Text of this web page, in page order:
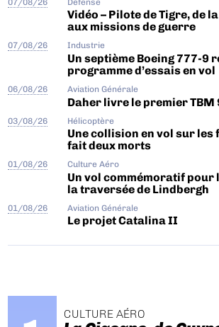
Vidéo – Pilote de Tigre, de
aux missions de guerre
07/08/26 Industrie
Un septième Boeing 777-9
programme d’essais en vol
06/08/26 Aviation Générale
Daher livre le premier TBM
03/08/26 Hélicoptère
Une collision en vol sur les
fait deux morts
01/08/26 Culture Aéro
Un vol commémoratif pour
la traversée de Lindbergh
01/08/26 Aviation Générale
Le projet Catalina II
CULTURE AÉRO